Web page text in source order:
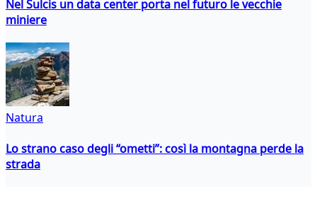
Nel Sulcis un data center porta nel futuro le vecchie
miniere
Natura
Lo strano caso degli “ometti”: così la montagna perde la
strada